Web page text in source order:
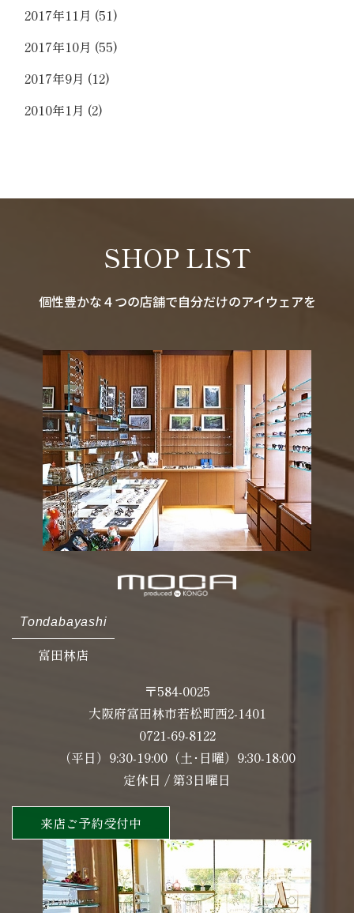
2017年11月 (51)
2017年10月 (55)
2017年9月 (12)
2010年1月 (2)
SHOP LIST
個性豊かな４つの店舗で自分だけのアイウェアを
Tondabayashi
富田林店
〒584-0025
大阪府富田林市若松町西2-1401
0721-69-8122
（平日）9:30-19:00（土･日曜）9:30-18:00
定休日 / 第3日曜日
来店ご予約受付中